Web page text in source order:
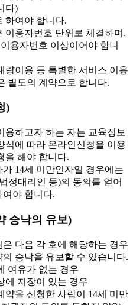
다)
하여야 합니다.
용자번호 단위로 체결하며,
용자번호 이상이어야 합니
이용 등 특별한 서비스 이용
별도의 계약으로 합니다.
)
하고자 하는 자는 교육정보
식에 따라 온라인신청을 이용
을 해야 합니다.
14세 미만인자일 경우에는
정대리인 등)의 동의를 얻어
여야 합니다.
승낙의 유보)
다음 각 호에 해당하는 경우
의 승낙을 유보할 수 있습니다.
여유가 없는 경우
에 지장이 있는 경우
약을 신청한 사람이 14세 미만